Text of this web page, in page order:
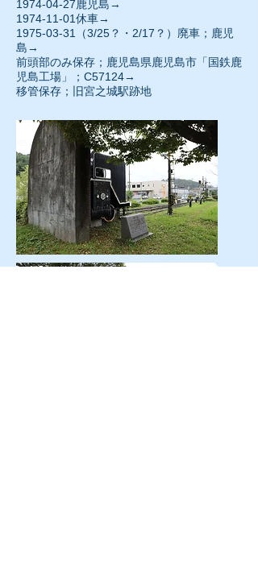
1974-04-27鹿児島→
1974-11-01休車→
1975-03-31（3/25？・2/17？）廃車；鹿児
島→
前頭部のみ保存；鹿児島県鹿児島市「国鉄鹿
児島工場」；C57124→
移管保存；旧宮之城駅跡地